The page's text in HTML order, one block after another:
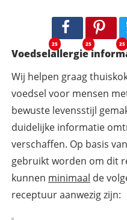
25 25 25
Voedselallergie
Wij helpen graag
voedsel voor mensen
bewuste levensstijl
duidelijke informatie
verschaffen. Op basis
gebruikt worden om dit
kunnen minimaal de
receptuur aanwezig zijn: